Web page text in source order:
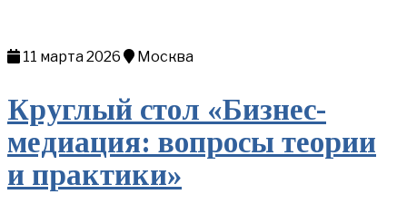
11 марта 2026 Москва
Круглый стол «Бизнес-
медиация: вопросы теории
и практики»